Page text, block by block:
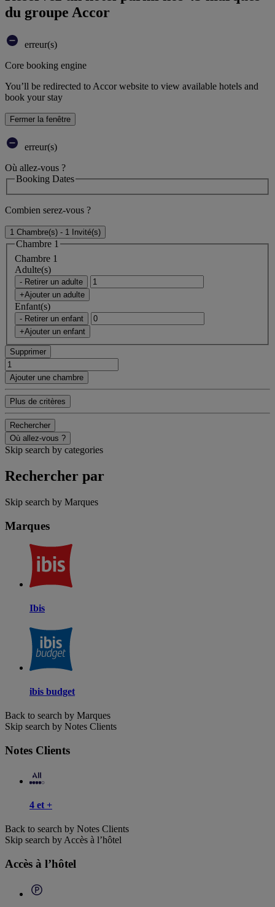
du groupe Accor
erreur(s)
Core booking engine
You’ll be redirected to Accor website to view available hotels and
book your stay
Fermer la fenêtre
erreur(s)
Où allez-vous ?
Booking Dates
Combien serez-vous ?
1 Chambre(s) - 1 Invité(s)
Chambre 1
Chambre 1
Adulte(s)
- Retirer un adulte
+Ajouter un adulte
Enfant(s)
- Retirer un enfant
+Ajouter un enfant
Supprimer
Ajouter une chambre
Plus de critères
Rechercher
Où allez-vous ?
Skip search by categories
Rechercher par
Skip search by Marques
Marques
Ibis
ibis budget
Back to search by Marques
Skip search by Notes Clients
Notes Clients
4 et +
Back to search by Notes Clients
Skip search by Accès à l’hôtel
Accès à l’hôtel